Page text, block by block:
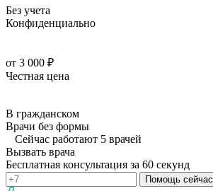
Без учета
Конфиденциально
от 3 000 ₽
Честная цена
В гражданском
Врачи без формы
Сейчас работают 5 врачей
Вызвать врача
Бесплатная консультация за 60 секунд
Помощь сейчас